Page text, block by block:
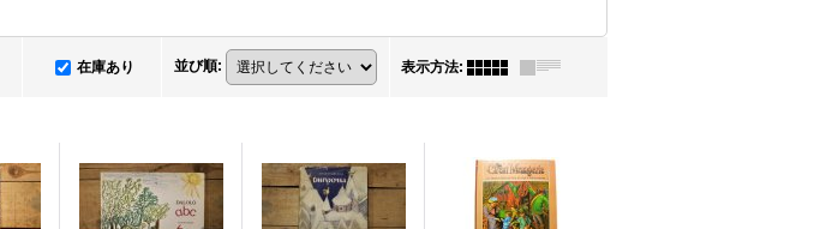
在庫あり 並び順: 表示方法: